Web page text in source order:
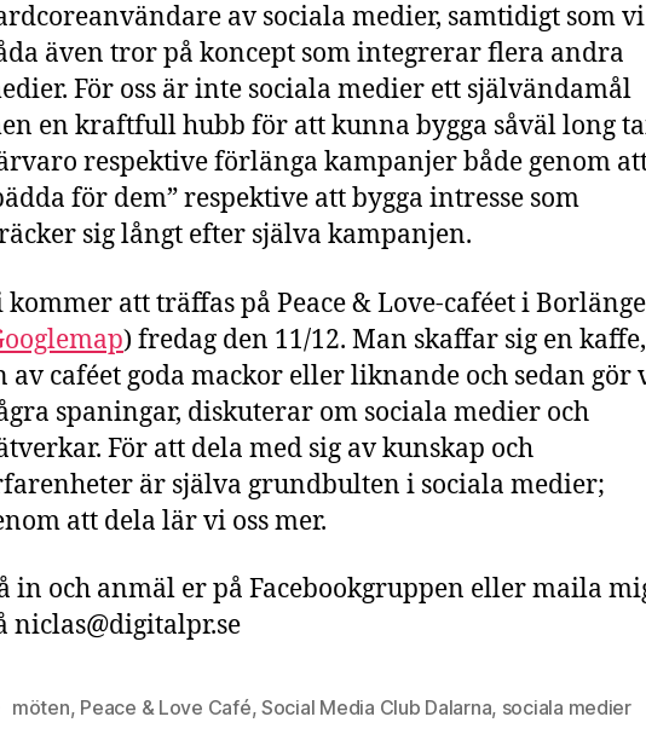
av sociala medier, samtidigt som vi
även tror på koncept som integrerar flera andra
För oss är inte sociala medier ett självändamål
en kraftfull hubb för att kunna bygga såväl long
respektive förlänga kampanjer både genom
för dem” respektive att bygga intresse som
sig långt efter själva kampanjen.
kommer att träffas på Peace & Love-caféet i Borlänge
) fredag den 11/12. Man skaffar sig en kaffe,
av caféet goda mackor eller liknande och sedan gör
spaningar, diskuterar om sociala medier och
För att dela med sig av kunskap och
är själva grundbulten i sociala medier;
att dela lär vi oss mer.
in och anmäl er på Facebookgruppen eller maila
niclas@digitalpr.se
möten, Peace & Love Café,Social Media Club Dalarna, sociala medier